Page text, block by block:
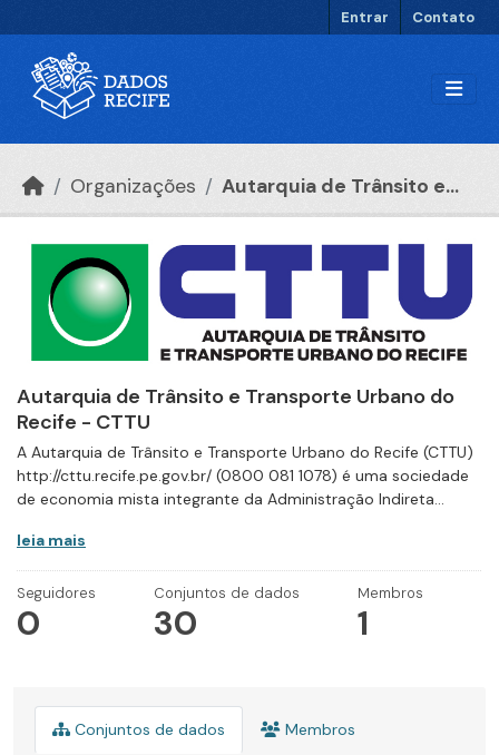
Entrar Contato
Organizações Autarquia de Trânsito e...
Autarquia de Trânsito e Transporte Urbano do
Recife - CTTU
A Autarquia de Trânsito e Transporte Urbano do Recife (CTTU)
http://cttu.recife.pe.gov.br/ (0800 081 1078) é uma sociedade
de economia mista integrante da Administração Indireta...
leia mais
Seguidores
0
Conjuntos de dados
30
Membros
1
Conjuntos de dados Membros